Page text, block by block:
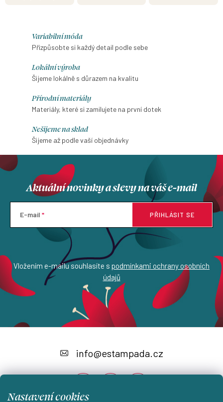
Nastavení cookies
Variabilní móda
Přizpůsobte si každý detail podle sebe
Lokální výroba
Šijeme lokálně s důrazem na kvalitu
Přírodní materiály
Materiály, které si zamilujete na první dotek
Nešijeme na sklad
Šijeme až podle vaší objednávky
Aktuální novinky a slevy na váš e-mail
E-mail
Vložením e-mailu souhlasíte s podmínkami ochrany osobních
údajů
PŘIHLÁSIT SE
p
info@estampada.cz